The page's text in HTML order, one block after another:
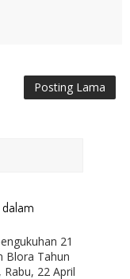
Posting Lama
dalam
21
Blora Tahun
22 April